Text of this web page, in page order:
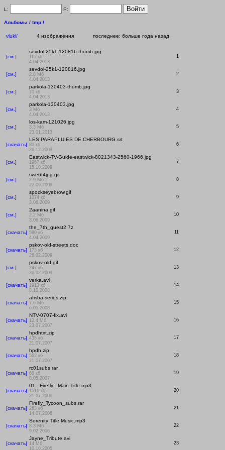
L: P:
Альбомы / tmp /
vluki/ 4 изображения последнее: больше года назад
[см.]
sevdol-25k1-120816-thumb.jpg
115 кб
4.04.2013
1
[см.]
sevdol-25k1-120816.jpg
2.8 Мб
4.04.2013
2
[см.]
parkola-130403-thumb.jpg
70 кб
4.04.2013
3
[см.]
parkola-130403.jpg
3 Мб
4.04.2013
4
[см.]
los-kam-121026.jpg
3.3 Мб
23.01.2013
5
[скачать]
LES PARAPLUIES DE CHERBOURG.srt
80 кб
26.12.2009
6
[см.]
Eastwick-TV-Guide-eastwick-8021343-2560-1966.jpg
1967 кб
15.10.2009
7
[см.]
swe6f4jpg.gif
2.9 Мб
22.09.2009
8
[см.]
spockseyebrow.gif
1074 кб
3.06.2009
9
[см.]
2aanina.gif
2.2 Мб
3.06.2009
10
[скачать]
the_7th_guest2.7z
580 кб
4.04.2009
11
[скачать]
pskov-old-streets.doc
173 кб
26.02.2009
12
[см.]
pskov-old.gif
247 кб
26.02.2009
13
[скачать]
verka.avi
1913 кб
8.10.2008
14
[скачать]
afisha-series.zip
7.6 Мб
6.05.2008
15
[скачать]
NTV-0707-fix.avi
12.4 Мб
23.07.2007
16
[скачать]
hpdhtxt.zip
435 кб
21.07.2007
17
[скачать]
hpdh.zip
562 кб
21.07.2007
18
[скачать]
rc01subs.rar
68 кб
8.05.2007
19
[скачать]
01 - Firefly - Main Title.mp3
1516 кб
21.07.2006
20
[скачать]
Firefly_Tycoon_subs.rar
263 кб
14.07.2006
21
[скачать]
Serenity Title Music.mp3
8.3 Мб
9.02.2006
22
[скачать]
Jayne_Tribute.avi
14 Мб
10.10.2005
23